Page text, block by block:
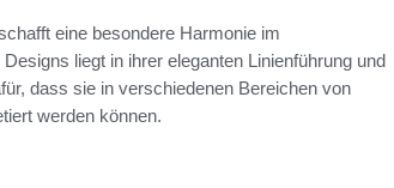
eine besondere Harmonie im
liegt in ihrer eleganten Linienführung und
dass sie in verschiedenen Bereichen von
werden können.